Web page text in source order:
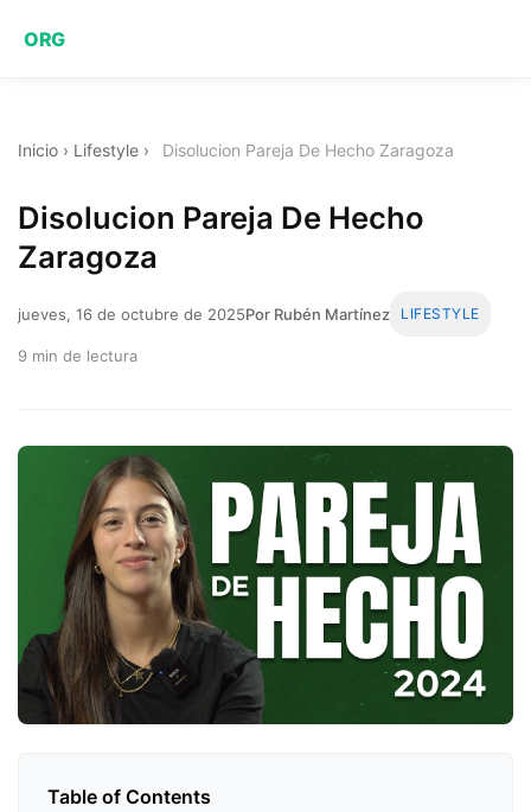
ORG
Inicio › Lifestyle › Disolucion Pareja De Hecho Zaragoza
Disolucion Pareja De Hecho
Zaragoza
jueves, 16 de octubre de 2025Por Rubén Martínez LIFESTYLE
9 min de lectura
Table of Contents